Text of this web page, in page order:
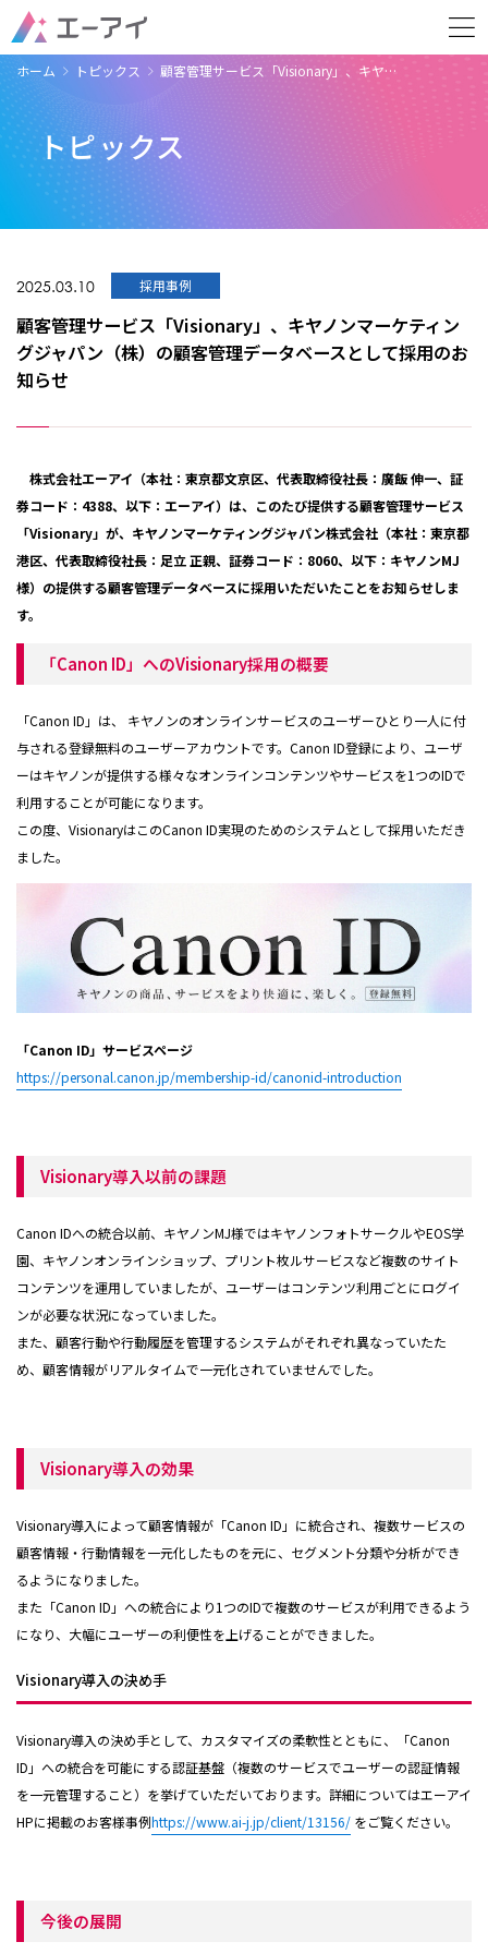
ホーム トピックス 顧客管理サービス「Visionary」、キヤ…
トピックス
2025.03.10 採用事例
顧客管理サービス「Visionary」、キヤノンマーケティン
グジャパン（株）の顧客管理データベースとして採用のお
知らせ
株式会社エーアイ（本社：東京都文京区、代表取締役社長：廣飯 伸一、証
券コード：4388、以下：エーアイ）は、このたび提供する顧客管理サービス
「Visionary」が、キヤノンマーケティングジャパン株式会社（本社：東京都
港区、代表取締役社長：足立 正親、証券コード：8060、以下：キヤノンMJ
様）の提供する顧客管理データベースに採用いただいたことをお知らせしま
す。
「Canon ID」へのVisionary採用の概要
「Canon ID」は、 キヤノンのオンラインサービスのユーザーひとり一人に付
与される登録無料のユーザーアカウントです。Canon ID登録により、ユーザ
ーはキヤノンが提供する様々なオンラインコンテンツやサービスを1つのIDで
利用することが可能になります。
この度、VisionaryはこのCanon ID実現のためのシステムとして採用いただき
ました。
「Canon ID」サービスページ
https://personal.canon.jp/membership-id/canonid-introduction
Visionary導入以前の課題
Canon IDへの統合以前、キヤノンMJ様ではキヤノンフォトサークルやEOS学
園、キヤノンオンラインショップ、プリント枚ルサービスなど複数のサイト
コンテンツを運用していましたが、ユーザーはコンテンツ利用ごとにログイ
ンが必要な状況になっていました。
また、顧客行動や行動履歴を管理するシステムがそれぞれ異なっていたた
め、顧客情報がリアルタイムで一元化されていませんでした。
Visionary導入の効果
Visionary導入によって顧客情報が「Canon ID」に統合され、複数サービスの
顧客情報・行動情報を一元化したものを元に、セグメント分類や分析ができ
るようになりました。
また「Canon ID」への統合により1つのIDで複数のサービスが利用できるよう
になり、大幅にユーザーの利便性を上げることができました。
Visionary導入の決め手
Visionary導入の決め手として、カスタマイズの柔軟性とともに、「Canon
ID」への統合を可能にする認証基盤（複数のサービスでユーザーの認証情報
を一元管理すること）を挙げていただいております。詳細についてはエーアイ
HPに掲載のお客様事例https://www.ai-j.jp/client/13156/ をご覧ください。
今後の展開